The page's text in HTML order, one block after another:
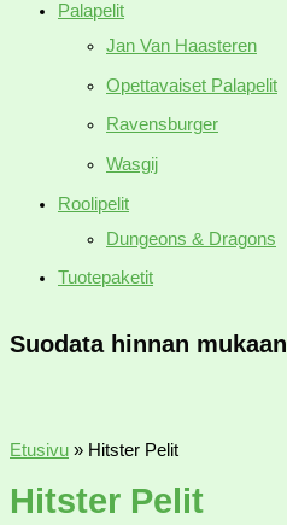
Palapelit
Jan Van Haasteren
Opettavaiset Palapelit
Ravensburger
Wasgij
Roolipelit
Dungeons & Dragons
Tuotepaketit
Suodata hinnan mukaan
Etusivu » Hitster Pelit
Hitster Pelit